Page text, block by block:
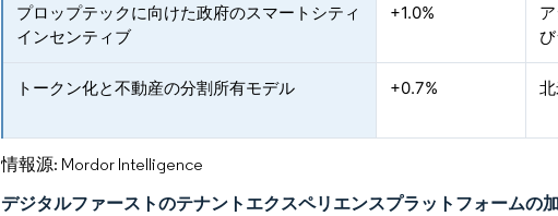
プロップテックに向けた政府のスマートシティ
インセンティブ
+1.0%
トークン化と不動産の分割所有モデル +0.7%
情報源: Mordor Intelligence
デジタルファーストのテナントエクスペリエンスプラットフォームの